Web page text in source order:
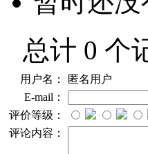
总计 0 个
用户名：
匿名用户
E-mail：
评价等级：
评论内容：